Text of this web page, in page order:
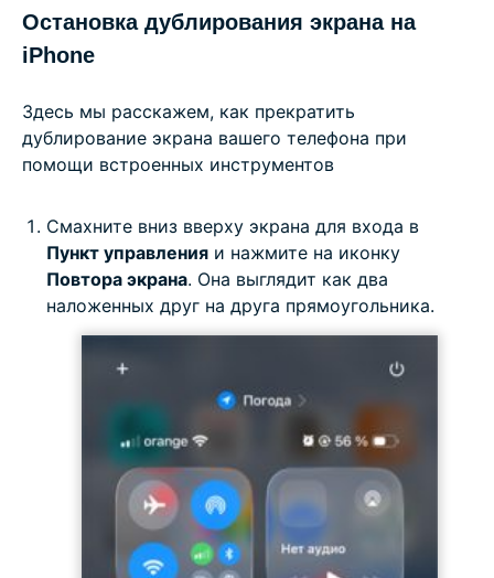
Остановка дублирования экрана на
iPhone
Здесь мы расскажем, как прекратить
дублирование экрана вашего телефона при
помощи встроенных инструментов
Смахните вниз вверху экрана для входа в
Пункт управления и нажмите на иконку
Повтора экрана. Она выглядит как два
наложенных друг на друга прямоугольника.